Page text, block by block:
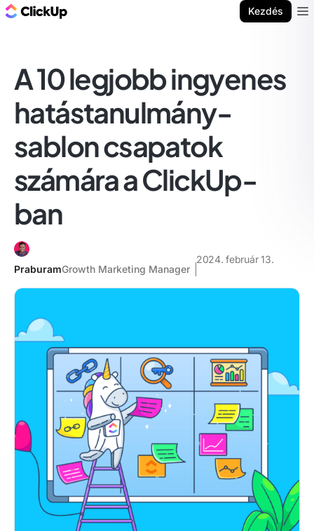
Kezdés
A 10 legjobb ingyenes
hatástanulmány-
sablon csapatok
számára a ClickUp-
ban
PraburamGrowth Marketing Manager
2024. február 13.